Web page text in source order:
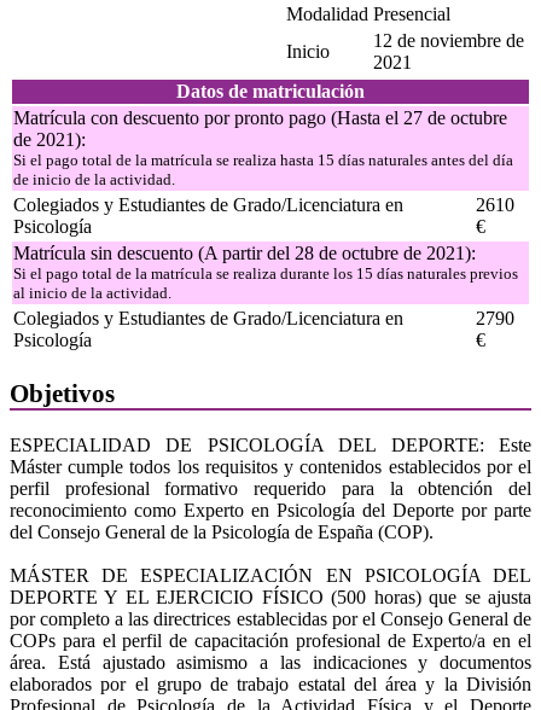
Modalidad Presencial
Inicio
12 de noviembre de
2021
Datos de matriculación
Matrícula con descuento por pronto pago (Hasta el 27 de octubre
de 2021):
Si el pago total de la matrícula se realiza hasta 15 días naturales antes del día
de inicio de la actividad.
Colegiados y Estudiantes de Grado/Licenciatura en
Psicología
2610
€
Matrícula sin descuento (A partir del 28 de octubre de 2021):
Si el pago total de la matrícula se realiza durante los 15 días naturales previos
al inicio de la actividad.
Colegiados y Estudiantes de Grado/Licenciatura en
Psicología
2790
€
Objetivos
ESPECIALIDAD DE PSICOLOGÍA DEL DEPORTE: Este
Máster cumple todos los requisitos y contenidos establecidos por el
perfil profesional formativo requerido para la obtención del
reconocimiento como Experto en Psicología del Deporte por parte
del Consejo General de la Psicología de España (COP).
MÁSTER DE ESPECIALIZACIÓN EN PSICOLOGÍA DEL
DEPORTE Y EL EJERCICIO FÍSICO (500 horas) que se ajusta
por completo a las directrices establecidas por el Consejo General de
COPs para el perfil de capacitación profesional de Experto/a en el
área. Está ajustado asimismo a las indicaciones y documentos
elaborados por el grupo de trabajo estatal del área y la División
Profesional de Psicología de la Actividad Física y el Deporte